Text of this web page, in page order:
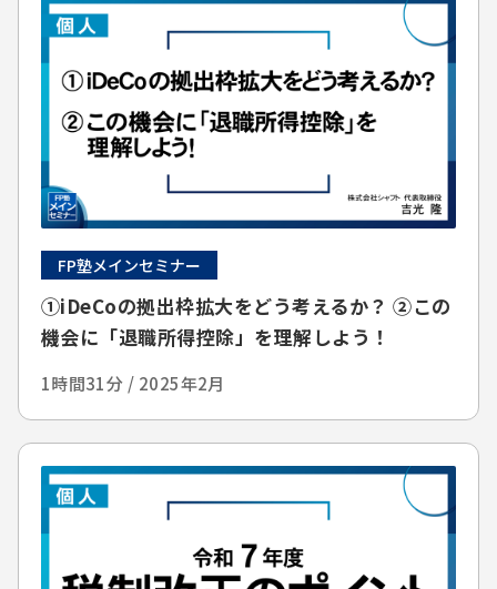
FP塾メインセミナー
①iDeCoの拠出枠拡大をどう考えるか？ ②この
機会に「退職所得控除」を理解しよう！
1時間31分 / 2025年2月